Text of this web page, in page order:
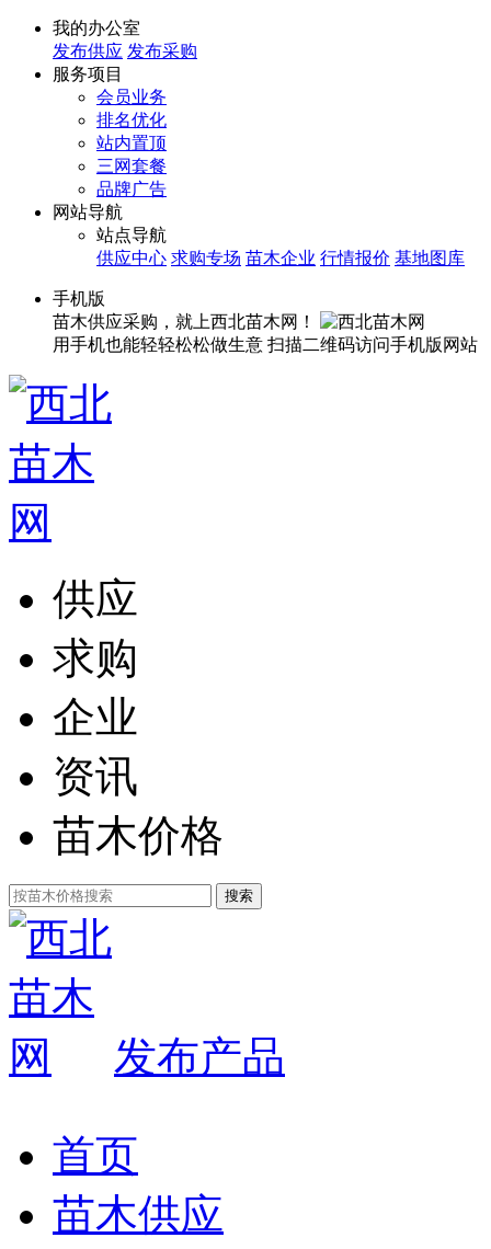
我的办公室
发布供应 发布采购
服务项目
会员业务
排名优化
站内置顶
三网套餐
品牌广告
网站导航
站点导航
供应中心 求购专场 苗木企业 行情报价 基地图库
手机版
苗木供应采购，就上西北苗木网！
用手机也能轻轻松松做生意 扫描二维码访问手机版网站
供应
求购
企业
资讯
苗木价格
发布产品
首页
苗木供应